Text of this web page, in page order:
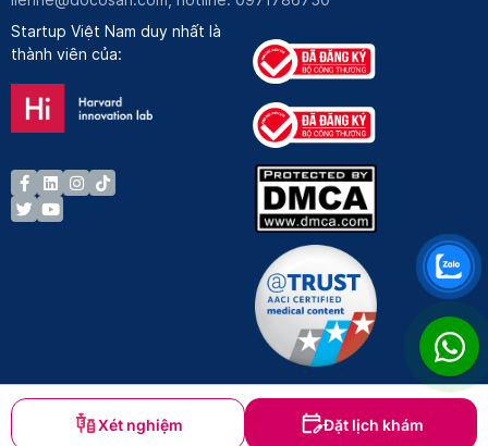
Xét nghiệm Đặt lịch khám
Startup Việt Nam duy nhất là
thành viên của:
Bản quyền © Docosan 2023